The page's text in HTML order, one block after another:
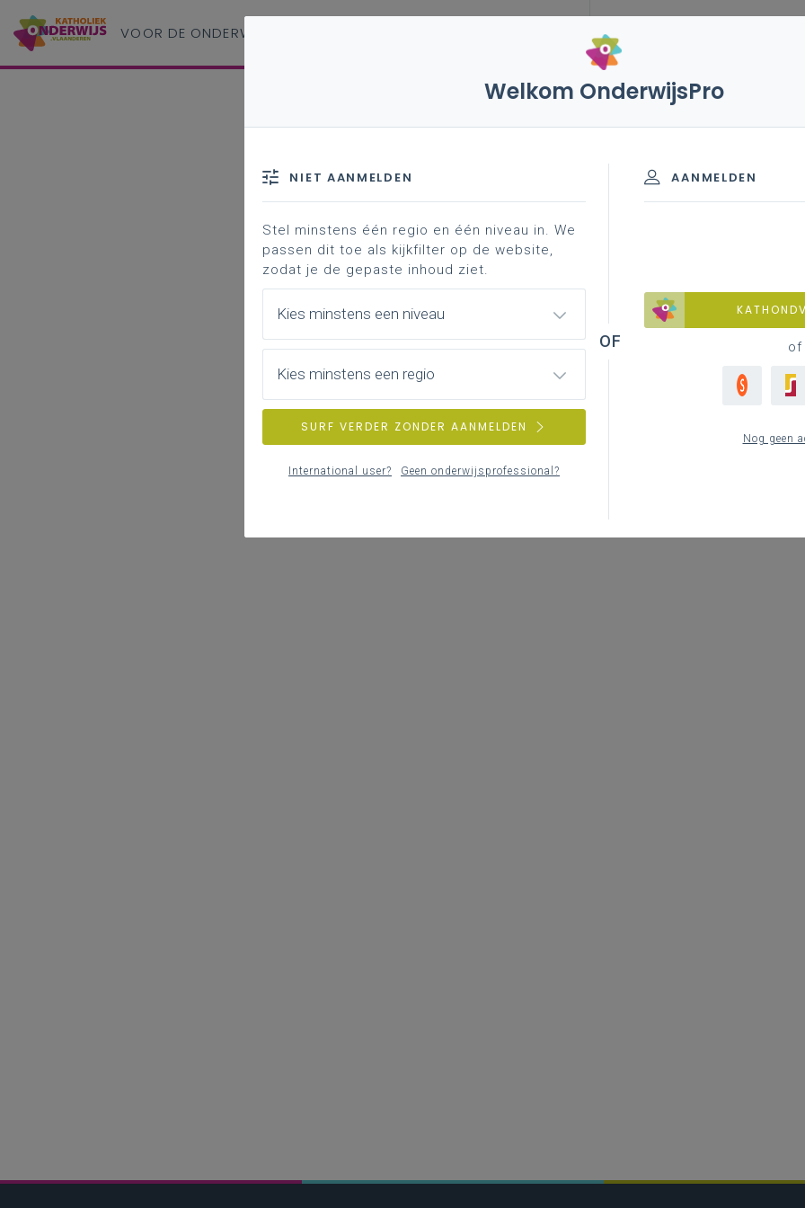
VOOR DE ONDERWIJS
Welkom OnderwijsPro
AANMELDEN
of
Nog geen
NIET AANMELDEN
Stel minstens één regio en één niveau in. We
passen dit toe als kijkfilter op de website,
zodat je de gepaste inhoud ziet.
Kies minstens een niveau
Kies minstens een regio
SURF VERDER ZONDER AANMELDEN
International user? Geen onderwijsprofessional?